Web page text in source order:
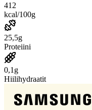
412
kcal/100g
25,5g
Proteiini
0,1g
Hiilihydraatit